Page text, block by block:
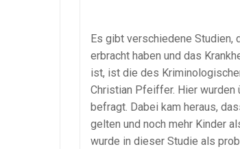
Es gibt verschiedene Studien,
erbracht haben und das
ist, ist die des
Christian Pfeiffer. Hier wurden
befragt. Dabei kam heraus,
gelten und noch mehr Kinder
wurde in dieser Studie als